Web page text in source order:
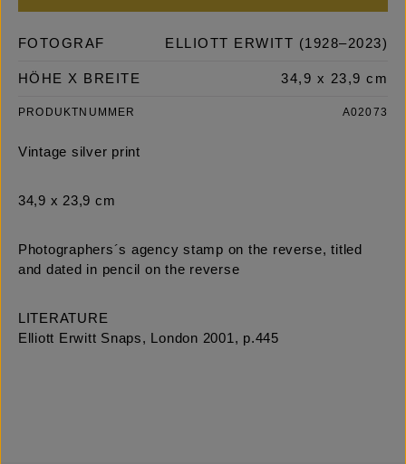
FOTOGRAF ELLIOTT ERWITT (1928–2023)
HÖHE X BREITE 34,9 x 23,9 cm
PRODUKTNUMMER A02073
Vintage silver print
34,9 x 23,9 cm
Photographers´s agency stamp on the reverse, titled
and dated in pencil on the reverse
LITERATURE
Elliott Erwitt Snaps, London 2001, p.445